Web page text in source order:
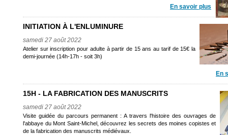
En savoir plus
INITIATION À L'ENLUMINURE
samedi 27 août 2022
Atelier sur inscription pour adulte à partir de 15 ans au tarif de 15€ la
demi-journée (14h-17h - soit 3h)
En
15H - LA FABRICATION DES MANUSCRITS
samedi 27 août 2022
Visite guidée du parcours permanent : A travers l'histoire des ouvrages de
l'abbaye du Mont Saint-Michel, découvrez les secrets des moines copistes et
de la fabrication des manuscrits médiévaux.